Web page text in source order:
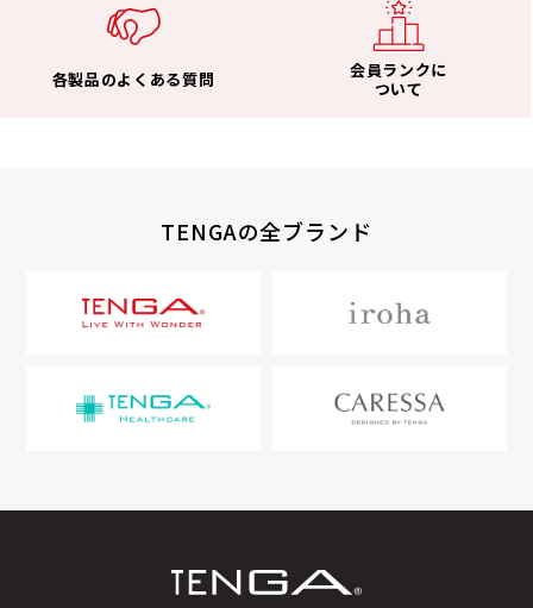
各製品のよくある質問
会員ランクに
ついて
TENGAの全ブランド